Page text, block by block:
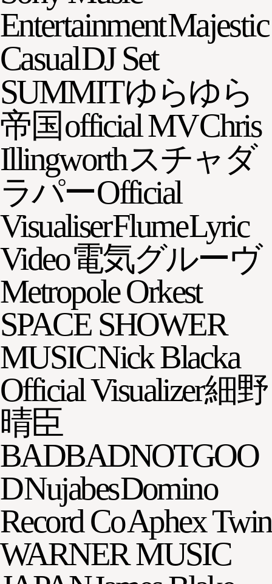
EntertainmentMajestic
CasualDJ Set
SUMMITゆらゆら
帝国official MVChris
Illingworthスチャダ
ラパーOfficial
VisualiserFlumeLyric
Video電気グルーヴ
Metropole Orkest
SPACE SHOWER
MUSICNick Blacka
Official Visualizer細野
晴臣
BADBADNOTGOO
DNujabesDomino
Record CoAphex Twin
WARNER MUSIC